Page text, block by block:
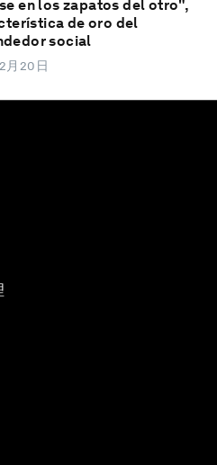
en los zapatos del otro",
de oro del
social
月20日